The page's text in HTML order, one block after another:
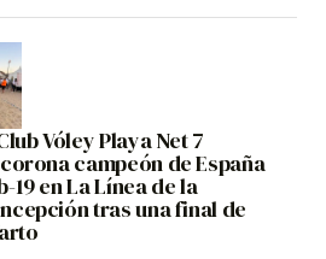
Vóley Playa Net 7
campeón de España
19 en La Línea de la
tras una final de